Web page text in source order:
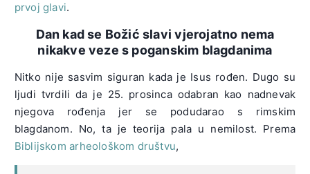
prvoj glavi.
Dan kad se Božić slavi vjerojatno nema
nikakve veze s poganskim blagdanima
Nitko nije sasvim siguran kada je Isus rođen. Dugo su
ljudi tvrdili da je 25. prosinca odabran kao nadnevak
njegova rođenja jer se podudarao s rimskim
blagdanom. No, ta je teorija pala u nemilost. Prema
Biblijskom arheološkom društvu,